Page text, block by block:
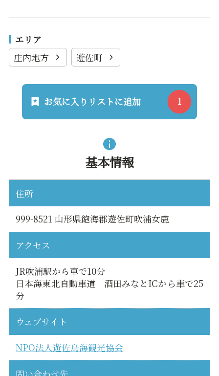
エリア
庄内地方
遊佐町
お気に入りリストに追加
基本情報
住所
999-8521 山形県飽海郡遊佐町吹浦女鹿
アクセス
JR吹浦駅から車で10分
日本海東北自動車道 酒田みなとICから車で25
分
ウェブサイト
NPO法人遊佐鳥海観光協会
問い合わせ先